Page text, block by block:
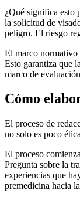
¿Qué significa esto
la solicitud de
peligro. El riesgo
El marco normativo
Esto garantiza que
marco de
Cómo
El proceso de
no solo es poco
El proceso
Pregunta sobre la
experiencias que
premedicina hacia